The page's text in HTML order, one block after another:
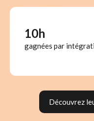
10h
gagnées par
Découvrez